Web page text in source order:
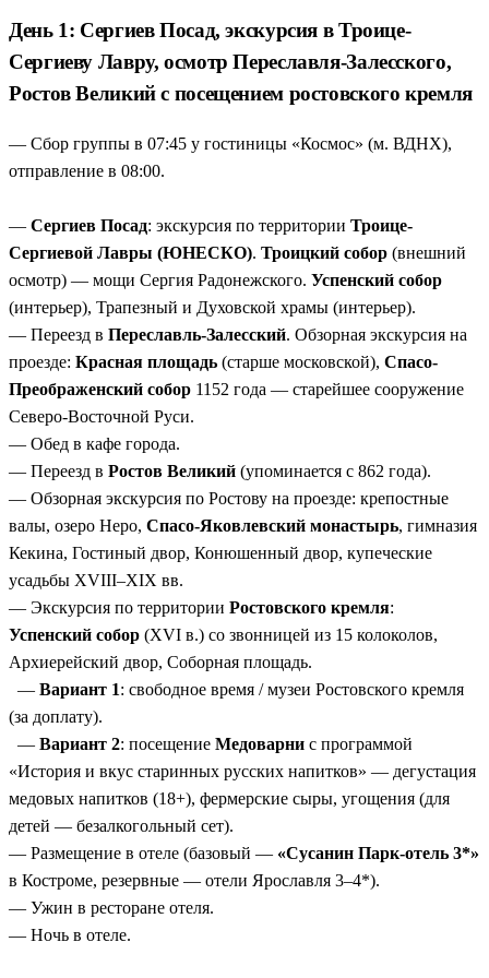
белокаменные памятники Суздаля.
Главные святыни России
— мощи Сергия
Радонежского, Федоровская икона Божией Матери (XIII
в.), колыбель дома Романовых — Ипатьевский
Древнейшая архитектура Северо-Восточной Руси—
Спасо-Преображенский собор 1152 года в Переславле-
Уникальная атмосфера каждого города— от
звонницы Ростовского кремля и купеческой Костромы
до «ситцевого» Иванова и деревянного зодчества
Суздаля.
Комфортный формат 3 дня— проживание в парк-
отеле «Сусанин» или аналогах, полный пансион,
автобус от м. «ВДНХ». Возможна доплата за
расширенные экскурсии.
День 1: Сергиев Посад, экскурсия в Троице-
Сергиеву Лавру, осмотр Переславля-Залесского,
Ростов Великий с посещением ростовского кремля
— Сбор группы в 07:45 у гостиницы «Космос» (м. ВДНХ),
отправление в 08:00.
— Сергиев Посад: экскурсия по территории Троице-
Сергиевой Лавры (ЮНЕСКО). Троицкий собор (внешний
осмотр) — мощи Сергия Радонежского. Успенский собор
(интерьер), Трапезный и Духовской храмы (интерьер).
— Переезд в Переславль-Залесский. Обзорная экскурсия на
проезде: Красная площадь (старше московской), Спасо-
Преображенский собор 1152 года — старейшее сооружение
Северо-Восточной Руси.
— Обед в кафе города.
— Переезд в Ростов Великий (упоминается с 862 года).
— Обзорная экскурсия по Ростову на проезде: крепостные
валы, озеро Неро, Спасо-Яковлевский монастырь, гимназия
Кекина, Гостиный двор, Конюшенный двор, купеческие
усадьбы XVIII–XIX вв.
— Экскурсия по территории Ростовского кремля:
Успенский собор (XVI в.) со звонницей из 15 колоколов,
Архиерейский двор, Соборная площадь.
— Вариант 1: свободное время / музеи Ростовского кремля
(за доплату).
— Вариант 2: посещение Медоварни с программой
«История и вкус старинных русских напитков» — дегустация
медовых напитков (18+), фермерские сыры, угощения (для
детей — безалкогольный сет).
— Размещение в отеле (базовый — «Сусанин Парк-отель 3*»
в Костроме, резервные — отели Ярославля 3–4*).
— Ужин в ресторане отеля.
— Ночь в отеле.